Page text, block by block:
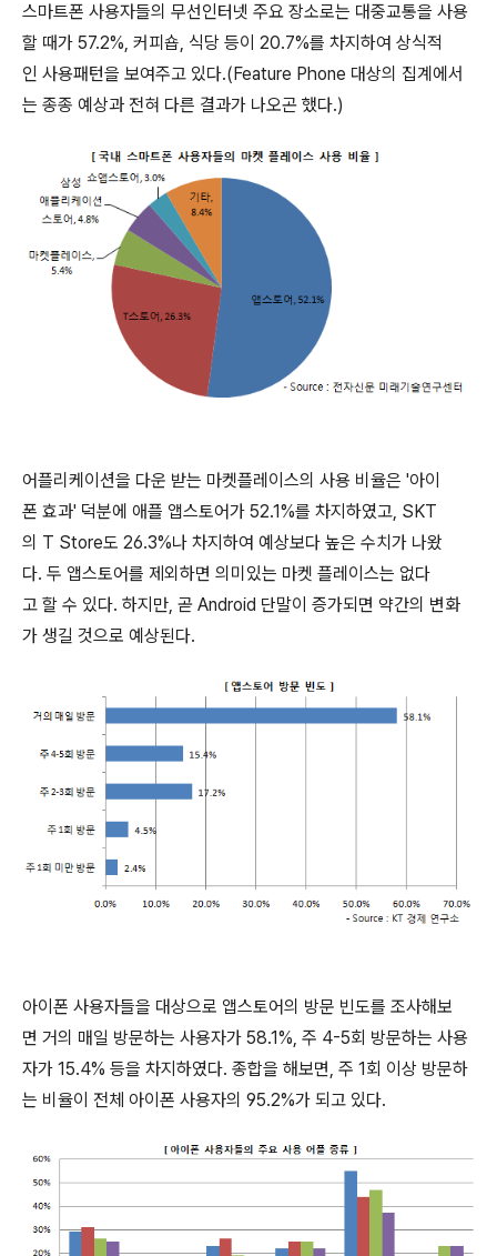
스마트폰 사용자들의 무선인터넷 주요 장소로는 대중교통을 사용
할 때가 57.2%, 커피숍, 식당 등이 20.7%를 차지하여 상식적
인 사용패턴을 보여주고 있다.(Feature Phone 대상의 집계에서
는 종종 예상과 전혀 다른 결과가 나오곤 했다.)
어플리케이션을 다운 받는 마켓플레이스의 사용 비율은 '아이
폰 효과' 덕분에 애플 앱스토어가 52.1%를 차지하였고, SKT
의 T Store도 26.3%나 차지하여 예상보다 높은 수치가 나왔
다. 두 앱스토어를 제외하면 의미있는 마켓 플레이스는 없다
고 할 수 있다. 하지만, 곧 Android 단말이 증가되면 약간의 변화
가 생길 것으로 예상된다.
아이폰 사용자들을 대상으로 앱스토어의 방문 빈도를 조사해보
면 거의 매일 방문하는 사용자가 58.1%, 주 4-5회 방문하는 사용
자가 15.4% 등을 차지하였다. 종합을 해보면, 주 1회 이상 방문하
는 비율이 전체 아이폰 사용자의 95.2%가 되고 있다.